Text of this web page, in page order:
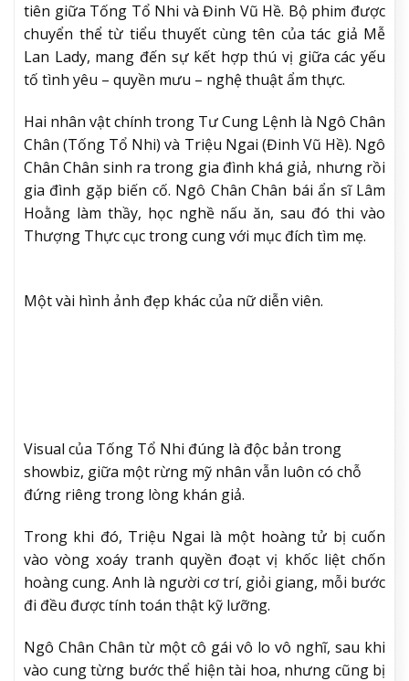
tiên giữa Tống Tổ Nhi và Đinh Vũ Hề. Bộ phim được
chuyển thể từ tiểu thuyết cùng tên của tác giả Mễ
Lan Lady, mang đến sự kết hợp thú vị giữa các yếu
tố tình yêu – quyền mưu – nghệ thuật ẩm thực.
Hai nhân vật chính trong Tư Cung Lệnh là Ngô Chân
Chân (Tống Tổ Nhi) và Triệu Ngai (Đinh Vũ Hề). Ngô
Chân Chân sinh ra trong gia đình khá giả, nhưng rồi
gia đình gặp biến cố. Ngô Chân Chân bái ẩn sĩ Lâm
Hoằng làm thầy, học nghề nấu ăn, sau đó thi vào
Thượng Thực cục trong cung với mục đích tìm mẹ.
Một vài hình ảnh đẹp khác của nữ diễn viên.
Visual của Tống Tổ Nhi đúng là độc bản trong
showbiz, giữa một rừng mỹ nhân vẫn luôn có chỗ
đứng riêng trong lòng khán giả.
Trong khi đó, Triệu Ngai là một hoàng tử bị cuốn
vào vòng xoáy tranh quyền đoạt vị khốc liệt chốn
hoàng cung. Anh là người cơ trí, giỏi giang, mỗi bước
đi đều được tính toán thật kỹ lưỡng.
Ngô Chân Chân từ một cô gái vô lo vô nghĩ, sau khi
vào cung từng bước thể hiện tài hoa, nhưng cũng bị